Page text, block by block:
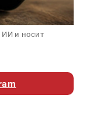
и носит